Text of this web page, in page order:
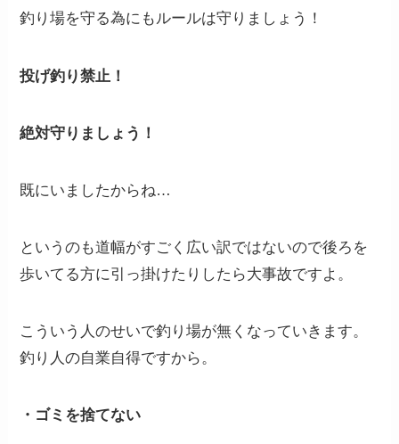
釣り場を守る為にもルールは守りましょう！
投げ釣り禁止！
絶対守りましょう！
既にいましたからね…
というのも道幅がすごく広い訳ではないので後ろを
歩いてる方に引っ掛けたりしたら大事故ですよ。
こういう人のせいで釣り場が無くなっていきます。
釣り人の自業自得ですから。
・ゴミを捨てない